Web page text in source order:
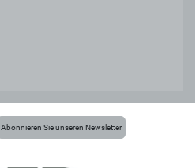
Abonnieren Sie unseren Newsletter